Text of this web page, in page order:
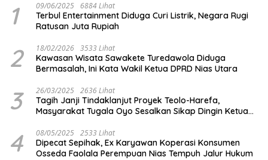
1 09/06/2025 6884 Lihat
Terbul Entertainment Diduga Curi Listrik, Negara Rugi
Ratusan Juta Rupiah
2 18/02/2026 3533 Lihat
Kawasan Wisata Sawakete Turedawola Diduga
Bermasalah, Ini Kata Wakil Ketua DPRD Nias Utara
3 26/03/2025 2636 Lihat
Tagih Janji Tindaklanjut Proyek Teolo-Harefa,
Masyarakat Tugala Oyo Sesalkan Sikap Dingin Ketua
4 08/05/2025 2533 Lihat
Dipecat Sepihak, Ex Karyawan Koperasi Konsumen
Osseda Faolala Perempuan Nias Tempuh Jalur Hukum